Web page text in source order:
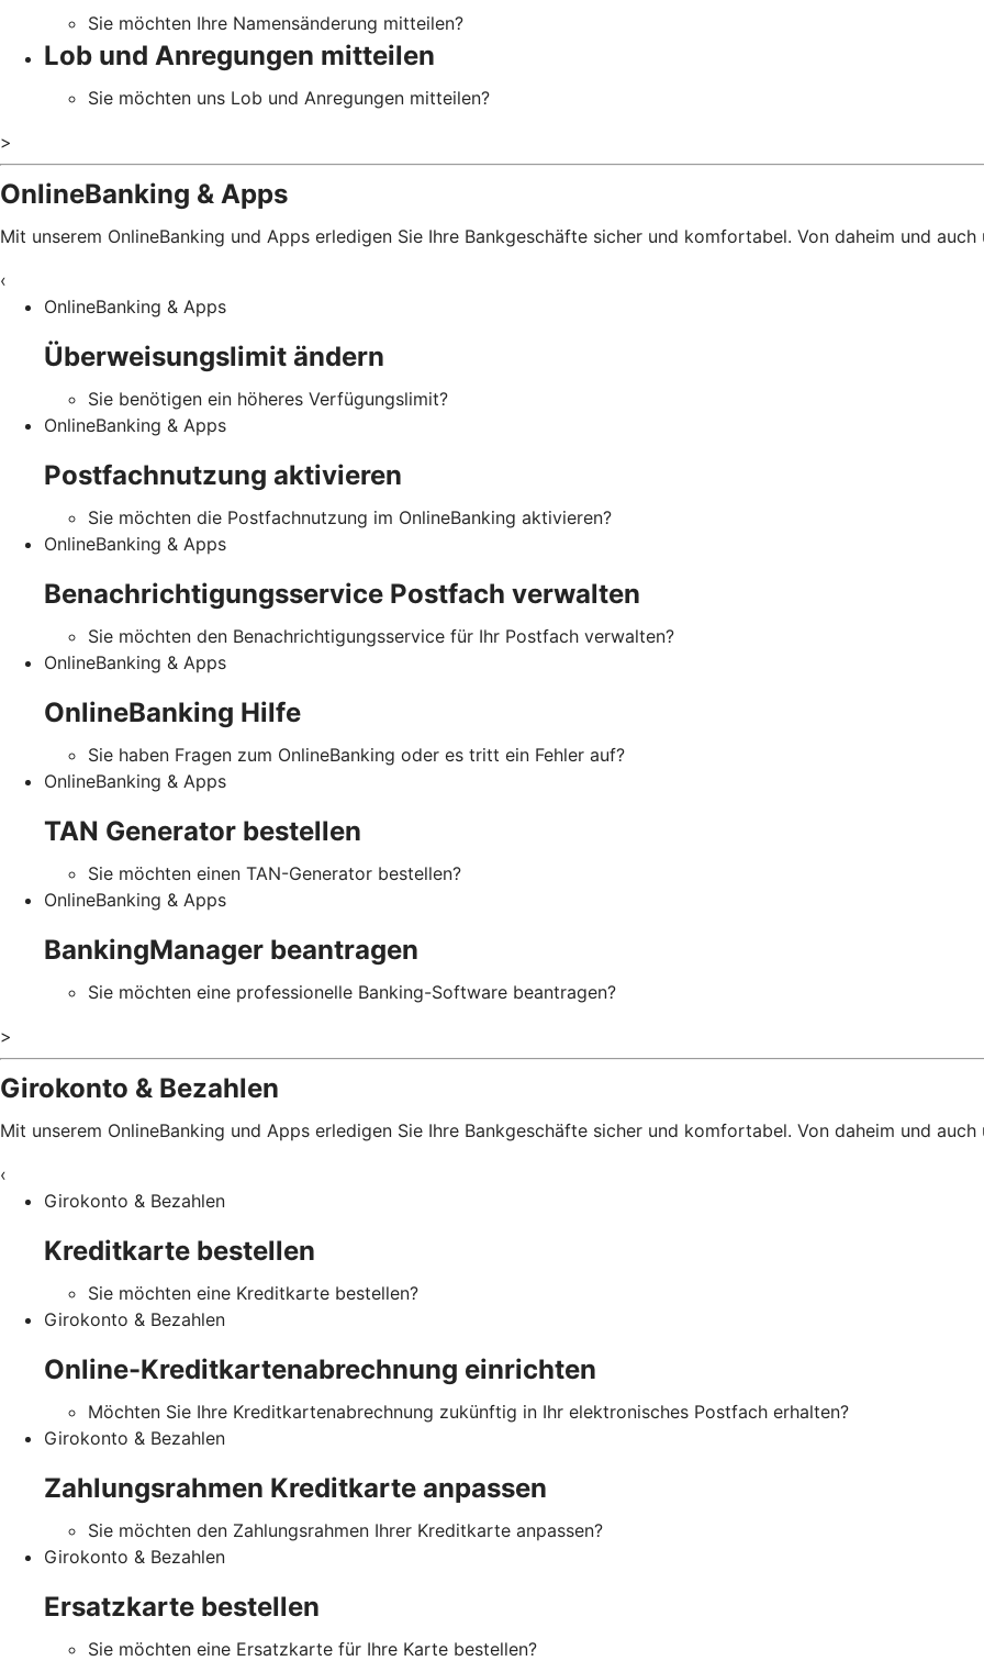
Sie möchten Ihre Namensänderung mitteilen?
Lob und Anregungen mitteilen
Sie möchten uns Lob und Anregungen mitteilen?
>
OnlineBanking & Apps
Mit unserem OnlineBanking und Apps erledigen Sie Ihre Bankgeschäfte sicher und komfortabel. Von daheim und auch
‹
OnlineBanking & Apps
Überweisungslimit ändern
Sie benötigen ein höheres Verfügungslimit?
OnlineBanking & Apps
Postfachnutzung aktivieren
Sie möchten die Postfachnutzung im OnlineBanking aktivieren?
OnlineBanking & Apps
Benachrichtigungsservice Postfach verwalten
Sie möchten den Benachrichtigungsservice für Ihr Postfach verwalten?
OnlineBanking & Apps
OnlineBanking Hilfe
Sie haben Fragen zum OnlineBanking oder es tritt ein Fehler auf?
OnlineBanking & Apps
TAN Generator bestellen
Sie möchten einen TAN-Generator bestellen?
OnlineBanking & Apps
BankingManager beantragen
Sie möchten eine professionelle Banking-Software beantragen?
>
Girokonto & Bezahlen
Mit unserem OnlineBanking und Apps erledigen Sie Ihre Bankgeschäfte sicher und komfortabel. Von daheim und auch
‹
Girokonto & Bezahlen
Kreditkarte bestellen
Sie möchten eine Kreditkarte bestellen?
Girokonto & Bezahlen
Online-Kreditkartenabrechnung einrichten
Möchten Sie Ihre Kreditkartenabrechnung zukünftig in Ihr elektronisches Postfach erhalten?
Girokonto & Bezahlen
Zahlungsrahmen Kreditkarte anpassen
Sie möchten den Zahlungsrahmen Ihrer Kreditkarte anpassen?
Girokonto & Bezahlen
Ersatzkarte bestellen
Sie möchten eine Ersatzkarte für Ihre Karte bestellen?